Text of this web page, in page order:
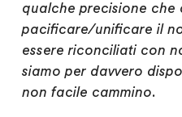
qualche precisione che
pacificare/unificare il
essere riconciliati con
siamo per davvero
non facile cammino.